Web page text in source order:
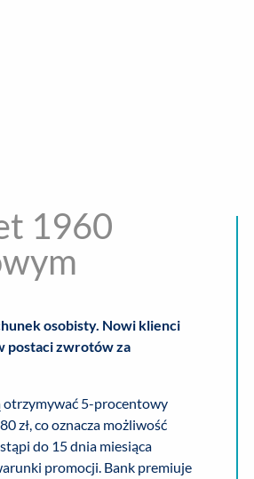
1960
osobisty. Nowi klienci
postaci zwrotów za
otrzymywać 5-procentowy
zł, co oznacza możliwość
do 15 dnia miesiąca
promocji. Bank premiuje